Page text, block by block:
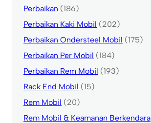
Perbaikan (186)
Perbaikan Kaki Mobil (202)
Perbaikan Ondersteel Mobil (175)
Perbaikan Per Mobil (184)
Perbaikan Rem Mobil (193)
Rack End Mobil (15)
Rem Mobil (20)
Rem Mobil & Keamanan Berkendara